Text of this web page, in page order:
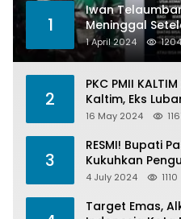
1
Iwan
Meninggal
1 April 2024 1204
2
PKC PMII
Kaltim, Eks
Menelan
16 May 2024
3
RESMI! Bupati
Kukuhkan
4 July 2024 1110
Target Emas,